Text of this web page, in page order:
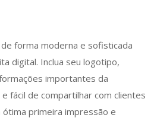
forma moderna e sofisticada
digital. Inclua seu logotipo,
importantes da
fácil de compartilhar com clientes
ótima primeira impressão e